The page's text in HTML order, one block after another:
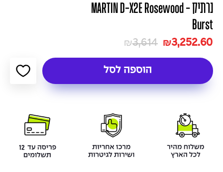
נרתיק - MARTIN D-X2E Rosewood
Burst
₪3,614 ₪3,252.60
הוספה לסל